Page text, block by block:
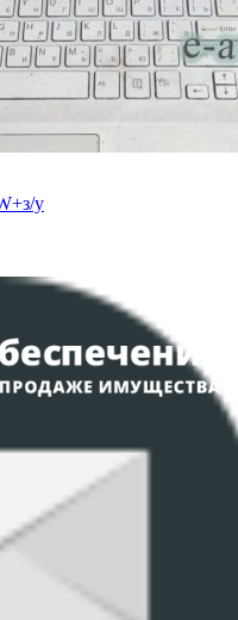
у
торгов
персональных
COOKIE-